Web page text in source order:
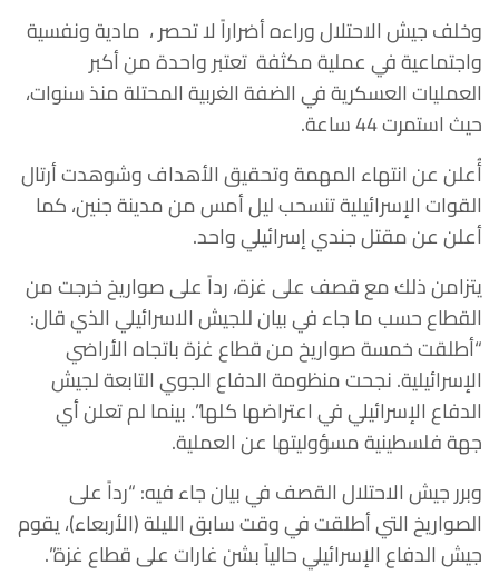
وخلف جيش الاحتلال وراءه أضراراً لا تحصر ، مادية ونفسية
واجتماعية في عملية مكثفة تعتبرواحدة من أكبر
العمليات العسكرية في الضفة الغربية المحتلة منذ سنوات،
حيث استمرت 44 ساعة.
أُعلن عن انتهاء المهمة وتحقيق الأهداف وشوهدت أرتال
القوات الإسرائيلية تنسحب ليل أمس من مدينة جنين،كما
أعلن عن مقتل جندي إسرائيلي واحد.
يتزامن ذلك مع قصف على غزة، رداً على صواريخ خرجت من
القطاع حسب ما جاء في بيان للجيش الاسرائيلي الذي قال:
“أطلقت خمسة صواريخ من قطاع غزة باتجاه الأراضي
الإسرائيلية. نجحت منظومة الدفاع الجوي التابعة لجيش
الدفاع الإسرائيلي في اعتراضها كلها”. بينما لم تعلن أي
جهة فلسطينية مسؤوليتها عن العملية.
وبرر جيش الاحتلال القصف في بيان جاء فيه: “رداً على
الصواريخ التي أطلقت في وقت سابق الليلة (الأربعاء)، يقوم
جيش الدفاع الإسرائيلي حالياً بشن غارات على قطاع غزة”.